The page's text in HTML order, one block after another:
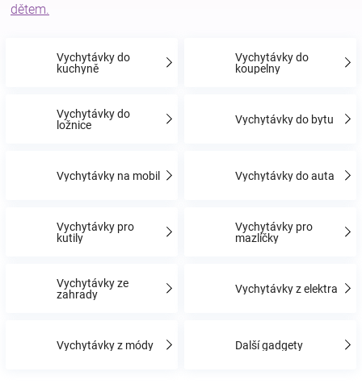
Těhotenské
dětem.
Vychytávky do
kuchyně
Vychytávky do
koupelny
Vychytávky do
ložnice
Vychytávky do bytu
Vychytávky na mobil Vychytávky do auta
Vychytávky pro
kutily
Vychytávky pro
mazlíčky
Vychytávky ze
zahrady
Vychytávky z elektra
Vychytávky z módy Další gadgety